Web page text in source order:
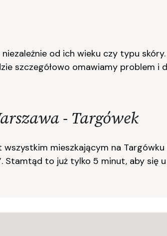
od ich wieku czy typu skóry.
szczegółowo omawiamy problem i
- Targówek
mieszkającym na
to już tylko 5 minut, aby się